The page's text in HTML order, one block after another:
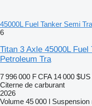
45000L Fuel Tanker Semi
6
Titan 3 Axle 45000L
Petroleum Tra
7 996 000 F CFA 14 000 $US
Citerne de carburant
2026
Volume 45 000 l Suspension